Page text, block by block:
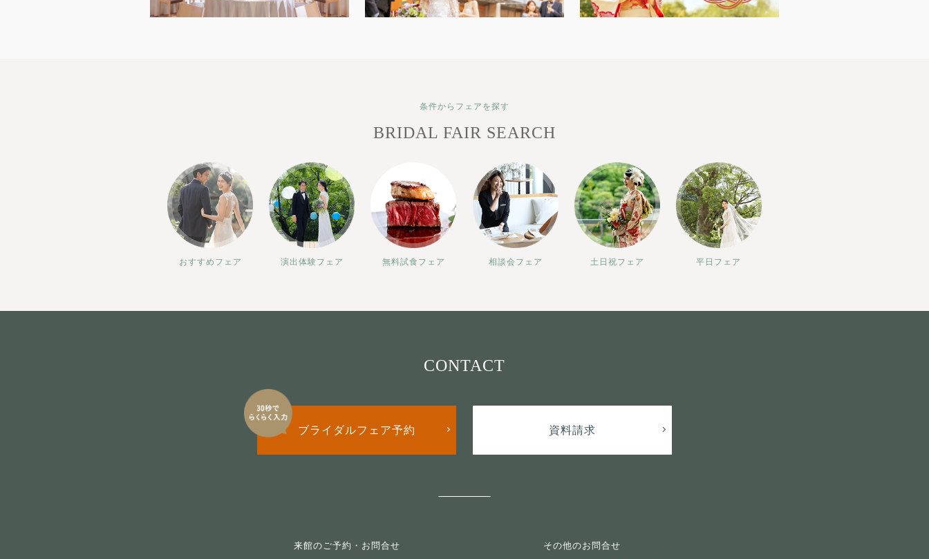
条件からフェアを探す
BRIDAL FAIR SEARCH
おすすめフェア 演出体験フェア 無料試食フェア 相談会フェア 土日祝フェア 平日フェア
CONTACT
ブライダルフェア予約 資料請求
来館のご予約・お問合せ その他のお問合せ